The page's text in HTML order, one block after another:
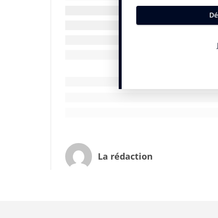
employés fondée par Dan Merritts et
d’attraction auprès des marques. Les
sociaux comme Facebook. De plus,
sociales doivent faire pour monétiser
comme celles qui cartonnent sur
esgourdes des consommateurs grâce à
La rédaction